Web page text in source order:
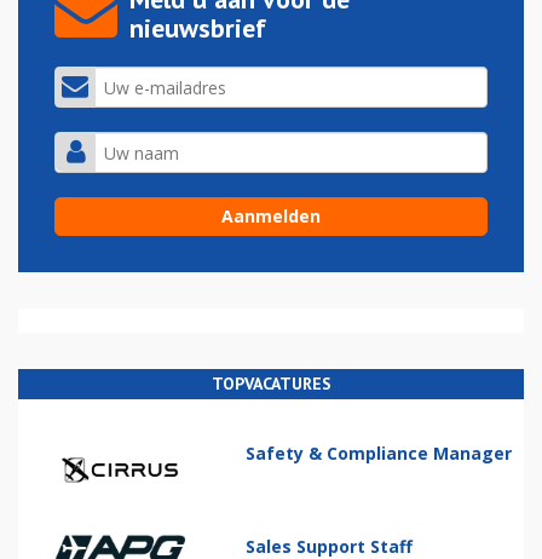
nieuwsbrief
TOPVACATURES
Safety & Compliance Manager
Sales Support Staff